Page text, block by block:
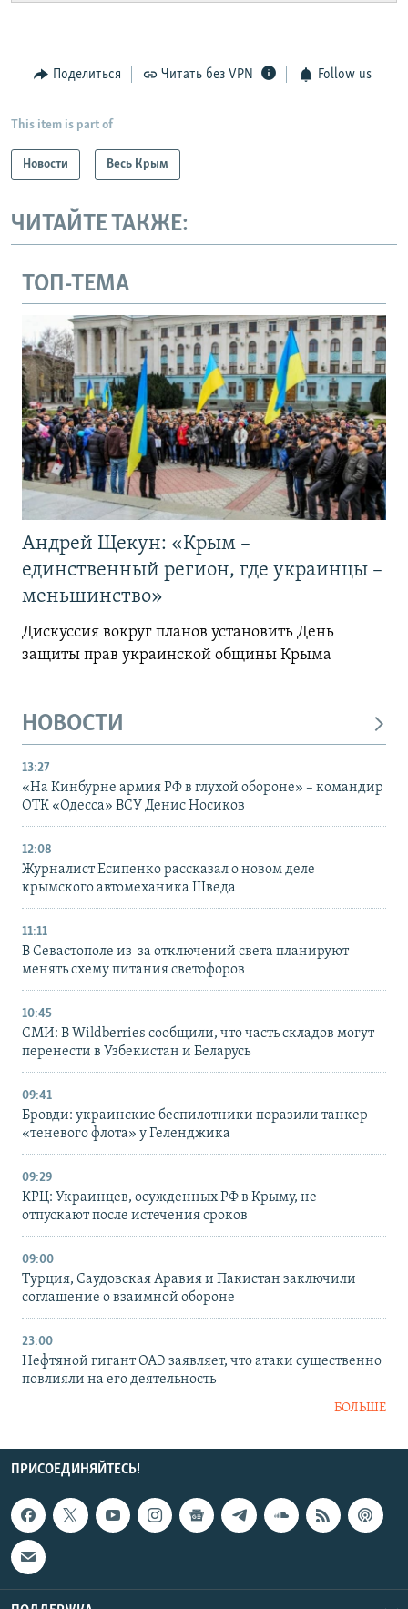
Поделиться Читать без VPN Follow us
This item is part of
Новости Весь Крым
ЧИТАЙТЕ ТАКЖЕ:
ТОП-ТЕМА
Андрей Щекун: «Крым –
единственный регион, где украинцы –
меньшинство»
Дискуссия вокруг планов установить День
защиты прав украинской общины Крыма
НОВОСТИ
13:27
«На Кинбурне армия РФ в глухой обороне» – командир
ОТК «Одесса» ВСУ Денис Носиков
12:08
Журналист Есипенко рассказал о новом деле
крымского автомеханика Шведа
11:11
В Севастополе из-за отключений света планируют
менять схему питания светофоров
10:45
СМИ: В Wildberries сообщили, что часть складов могут
перенести в Узбекистан и Беларусь
09:41
Бровди: украинские беспилотники поразили танкер
«теневого флота» у Геленджика
09:29
КРЦ: Украинцев, осужденных РФ в Крыму, не
отпускают после истечения сроков
09:00
Турция, Саудовская Аравия и Пакистан заключили
соглашение о взаимной обороне
23:00
Нефтяной гигант ОАЭ заявляет, что атаки существенно
повлияли на его деятельность
БОЛЬШЕ
ПРИСОЕДИНЯЙТЕСЬ!